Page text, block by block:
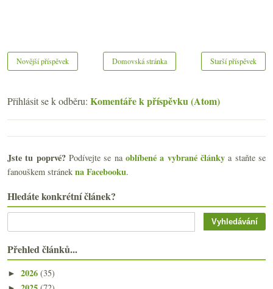
Novější příspěvek Starší příspěvek
Domovská stránka
Přihlásit se k odběru: Komentáře k příspěvku (Atom)
Jste tu poprvé?Podívejte se naoblíbené a vybrané články a staňte se
fanouškem stránek na Facebooku.
Hledáte konkrétní článek?
Přehled článků...
► 2026 (35)